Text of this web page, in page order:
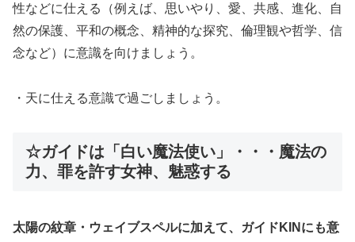
性などに仕える（例えば、思いやり、愛、共感、進化、自
然の保護、平和の概念、精神的な探究、倫理観や哲学、信
念など）に意識を向けましょう。
・天に仕える意識で過ごしましょう。
☆ガイドは「白い魔法使い」・・・魔法の
力、罪を許す女神、魅惑する
太陽の紋章・ウェイブスペルに加えて、ガイドKINにも意